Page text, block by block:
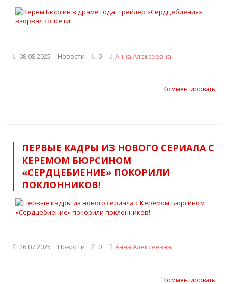
08.08.2025 Новости 0 Анна Алексеевна
Комментировать
ПЕРВЫЕ КАДРЫ ИЗ НОВОГО СЕРИАЛА С
КЕРЕМОМ БЮРСИНОМ
«СЕРДЦЕБИЕНИЕ» ПОКОРИЛИ
ПОКЛОННИКОВ!
26.07.2025 Новости 0 Анна Алексеевна
Комментировать